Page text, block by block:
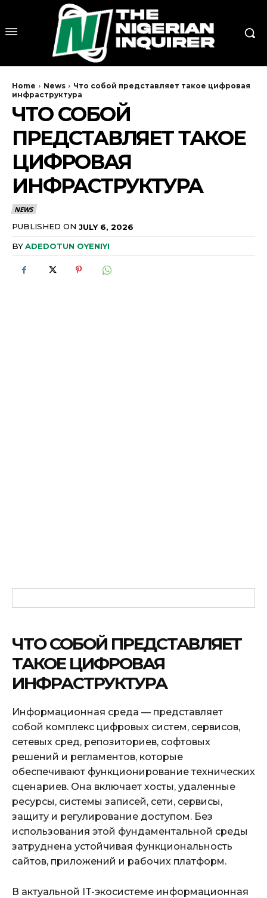
Home News
Что собой представляет такое цифровая
инфраструктура
ЧТО СОБОЙ
ПРЕДСТАВЛЯЕТ ТАКОЕ
ЦИФРОВАЯ
ИНФРАСТРУКТУРА
NEWS
PUBLISHED ON JULY 6, 2026
BYADEDOTUN OYENIYI
ЧТО СОБОЙ ПРЕДСТАВЛЯЕТ
ТАКОЕ ЦИФРОВАЯ
ИНФРАСТРУКТУРА
Информационная среда — представляет
собой комплекс цифровых систем, сервисов,
сетевых сред, репозиториев, софтовых
решений и регламентов, которые
обеспечивают функционирование технических
сценариев. Она включает хосты, удаленные
ресурсы, системы записей, сети, сервисы,
защиту и регулирование доступом. Без
использования этой фундаментальной среды
затруднена устойчивая функциональность
сайтов, приложений и рабочих платформ.
В актуальной IT-экосистеме информационная